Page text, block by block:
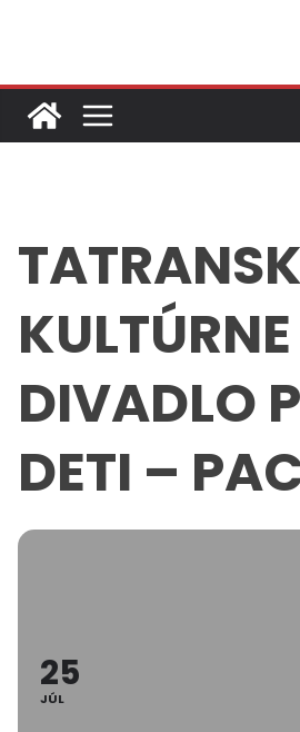
DIVADLO
DETI –
25
JÚL